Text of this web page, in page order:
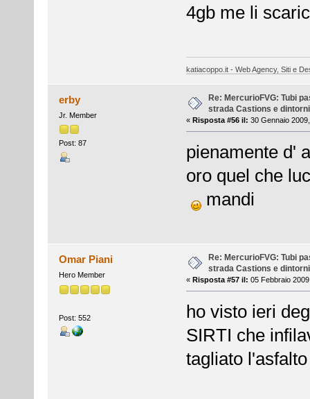
4gb me li
katiacoppo.it - Web Agency, Siti e
erby
Jr. Member
Post: 87
Re: MercurioFVG: Tubi
strada Castions e dintorni
« Risposta #56 il: 30 Gennaio
pienamente d'
oro quel che
mandi
Omar Piani
Hero Member
Post: 552
Re: MercurioFVG: Tubi
strada Castions e dintorni
« Risposta #57 il: 05 Febbraio
ho visto ieri
SIRTI che
tagliato